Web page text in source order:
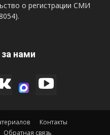
о регистрации СМИ
нами
Контакты
Обратная связь